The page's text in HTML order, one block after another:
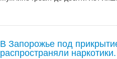
В Запорожье под
распространяли